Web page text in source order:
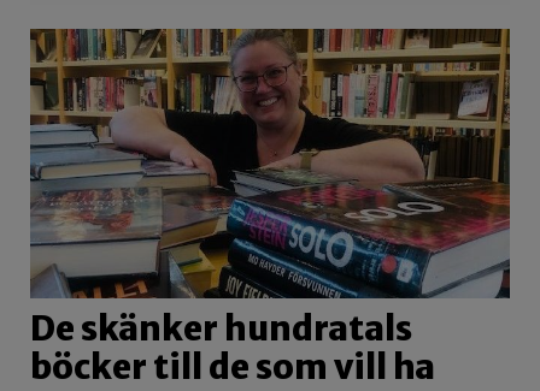
De skänker hundratals
böcker till de som vill ha